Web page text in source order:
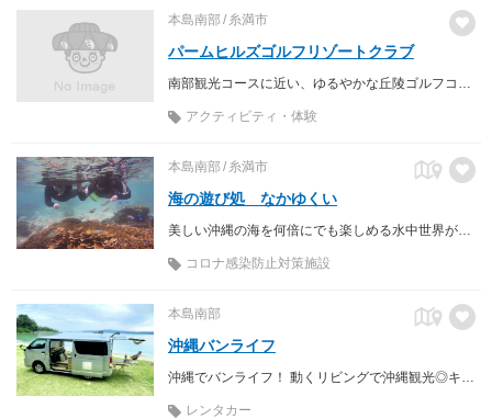
本島南部 糸満市
パームヒルズゴルフリゾートクラブ
アクティビティ・体験
本島南部 糸満市
海の遊び処 なかゆくい
美しい沖縄の海を何倍にでも楽しめる水中世界が色濃く残る穴場･糸満の海をご案内。
コロナ感染防止対策施設
本島南部
沖縄バンライフ
レンタカー